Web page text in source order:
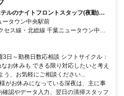
ルのナイトフロントスタッフ(夜勤)／
く
タウン中央駅前
ス線・北総線 千葉ニュータウン中央
日～勤務日数応相談 シフトサイクル：
お休みも できる限り対応したいと考え
、お気軽にご相談ください...
がお休みになっている深夜は、主に事
認やデータ入力、翌日の清掃スタッフ